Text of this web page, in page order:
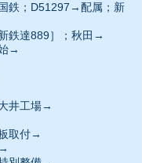
鉄；D51297→配属；新
鉄達889］；秋田→
→
井工場→
取付→